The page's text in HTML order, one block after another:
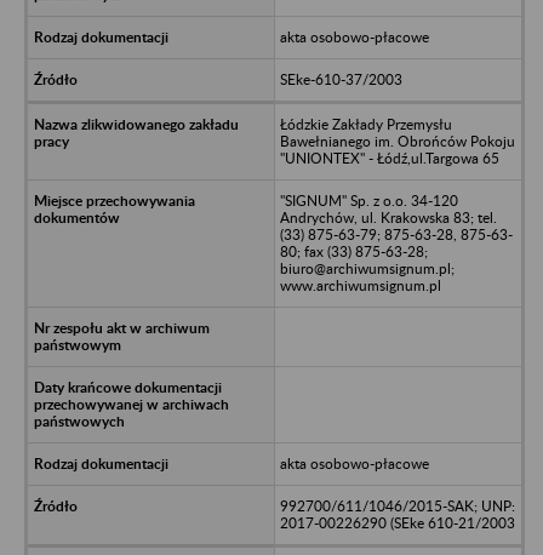
akta osobowo-płacowe
SEke-610-37/2003
Łódzkie Zakłady Przemysłu
Bawełnianego im. Obrońców Pokoju
"UNIONTEX" - Łódź,ul.Targowa 65
"SIGNUM" Sp. z o.o. 34-120
Andrychów, ul. Krakowska 83; tel.
(33) 875-63-79; 875-63-28, 875-63-
80; fax (33) 875-63-28;
biuro@archiwumsignum.pl;
www.archiwumsignum.pl
akta osobowo-płacowe
992700/611/1046/2015-SAK; UNP:
2017-00226290 (SEke 610-21/2003